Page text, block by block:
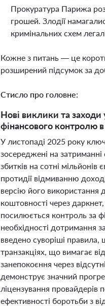
Прокуратура Парижа
грошей. Злодії
кримінальних схем
Кожне з питань — це
розширений підсумок за
Стисло про головне:
Нові виклики та
фінансового контролю
У листопаді 2025 року
зосереджені на затриманні
збитків на сотні
протидії відмиванню
версію його використання
коштовності через
посилюється контроль за
необхідності дотримання
введено суворіші правила,
транзакціях, що вимагає
занепокоєння через
демонструє значний
ліцензування
ефективності боротьби з